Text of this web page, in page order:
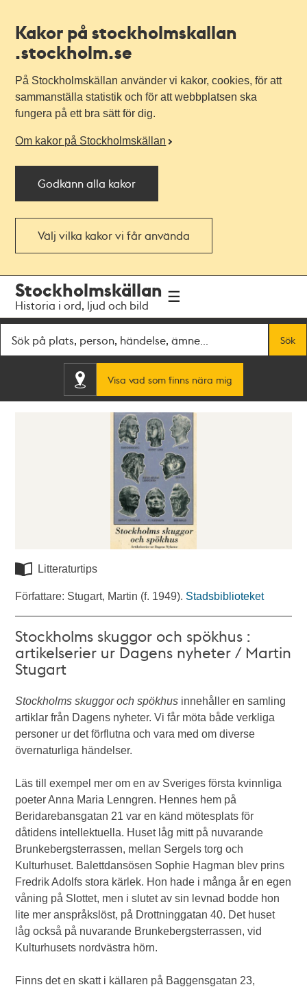
Kakor på stockholmskallan
.stockholm.se
På Stockholmskällan använder vi kakor, cookies, för att
sammanställa statistik och för att webbplatsen ska
fungera på ett bra sätt för dig.
Om kakor på Stockholmskällan
Godkänn alla kakor
Välj vilka kakor vi får använda
navigationen
huvudinnehållet
Stockholmskällan
Historia i ord, ljud och bild
Sök
Visa vad som finns nära mig
Litteraturtips
Författare: Stugart, Martin (f. 1949). Stadsbiblioteket
Stockholms skuggor och spökhus :
artikelserier ur Dagens nyheter / Martin
Stugart
Stockholms skuggor och spökhus innehåller en samling
artiklar från Dagens nyheter. Vi får möta både verkliga
personer ur det förflutna och vara med om diverse
övernaturliga händelser.
Läs till exempel mer om en av Sveriges första kvinnliga
poeter Anna Maria Lenngren. Hennes hem på
Beridarebansgatan 21 var en känd mötesplats för
dåtidens intellektuella. Huset låg mitt på nuvarande
Brunkebergsterrassen, mellan Sergels torg och
Kulturhuset. Balettdansösen Sophie Hagman blev prins
Fredrik Adolfs stora kärlek. Hon hade i många år en egen
våning på Slottet, men i slutet av sin levnad bodde hon
lite mer anspråkslöst, på Drottninggatan 40. Det huset
låg också på nuvarande Brunkebergsterrassen, vid
Kulturhusets nordvästra hörn.
Finns det en skatt i källaren på Baggensgatan 23,